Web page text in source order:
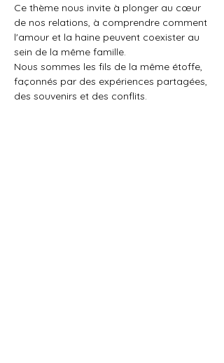
Ce thème nous invite à plonger au cœur
de nos relations, à comprendre comment
l'amour et la haine peuvent coexister au
sein de la même famille.
Nous sommes les fils de la même étoffe,
façonnés par des expériences partagées,
des souvenirs et des conflits.